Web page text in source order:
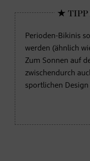
Perioden-Bikinis
werden (ähnlich
Zum Sonnen auf
zwischendurch
sportlichen Design